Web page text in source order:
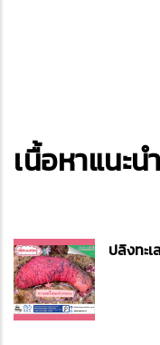
เนื้อหาแนะนำ
ปลิงทะ